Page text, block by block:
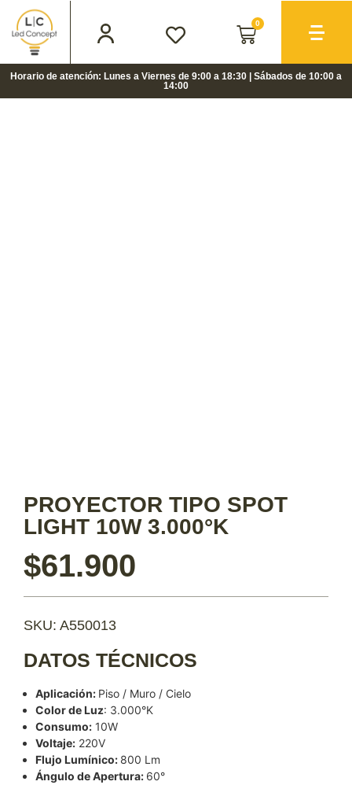
0
Horario de atención: Lunes a Viernes de 9:00 a 18:30 | Sábados de 10:00 a
14:00
PROYECTOR TIPO SPOT
LIGHT 10W 3.000°K
$61.900
SKU: A550013
DATOS TÉCNICOS
Aplicación: Piso / Muro / Cielo
Color de Luz: 3.000°K
Consumo: 10W
Voltaje: 220V
Flujo Lumínico: 800 Lm
Ángulo de Apertura: 60°